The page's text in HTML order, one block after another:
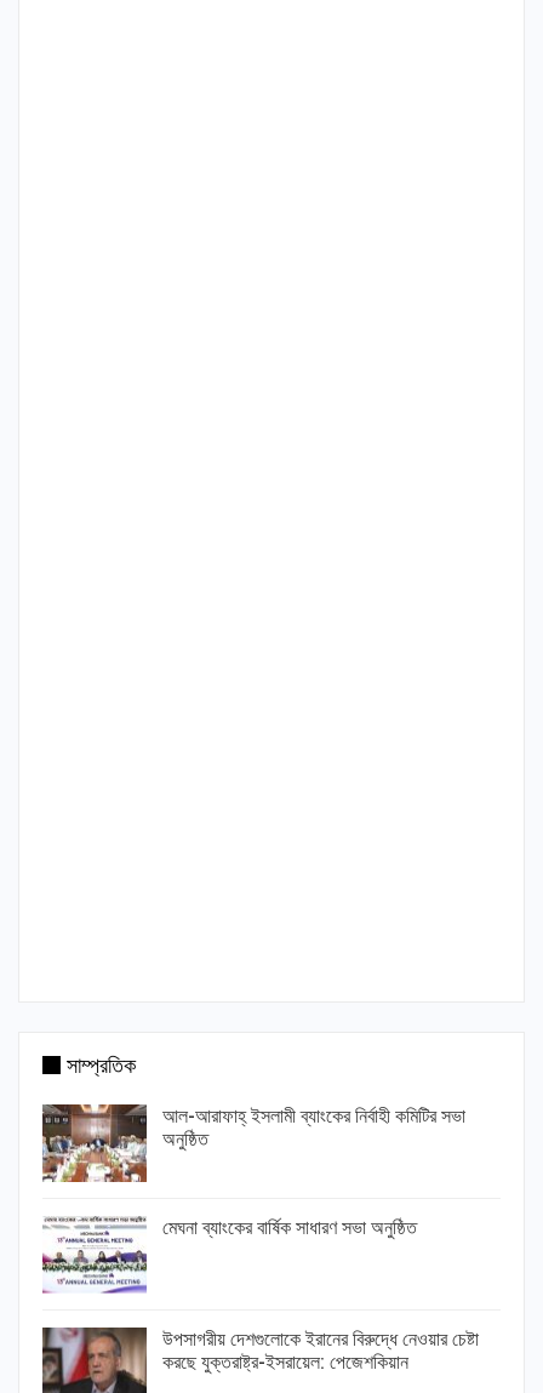
সাম্প্রতিক
আল-আরাফাহ্ ইসলামী ব্যাংকের নির্বাহী কমিটির সভা
অনুষ্ঠিত
মেঘনা ব্যাংকের বার্ষিক সাধারণ সভা অনুষ্ঠিত
উপসাগরীয় দেশগুলোকে ইরানের বিরুদ্ধে নেওয়ার চেষ্টা
করছে যুক্তরাষ্ট্র-ইসরায়েল: পেজেশকিয়ান